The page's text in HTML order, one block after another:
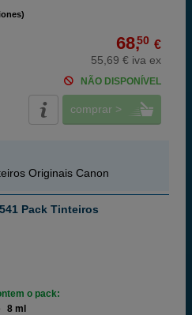
68,50 €
55,69 € iva ex
NÃO DISPONÍVEL
comprar >
Originais Canon
Pack Tinteiros
o pack:
8 ml